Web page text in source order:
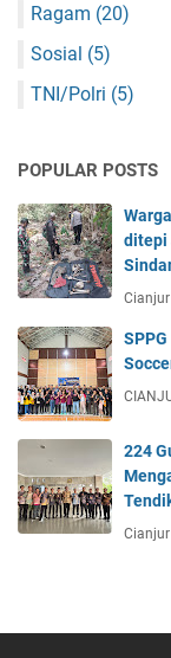
Ragam (20)
Sosial (5)
TNI/Polri (5)
POPULAR POSTS
ditepi
224